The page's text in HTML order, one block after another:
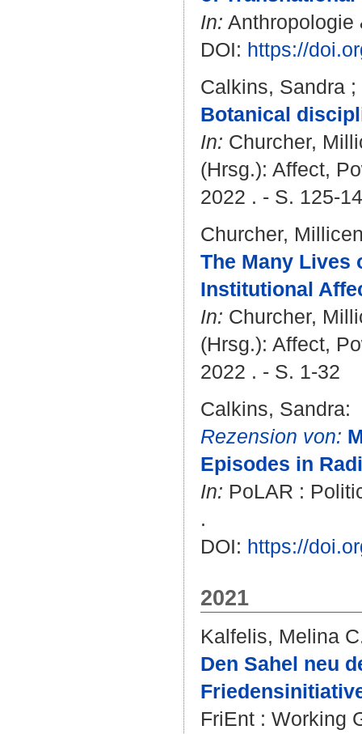
In: Anthropologie
DOI: https://
Calkins, Sandra ;
Botanical
In: Churcher,
(Hrsg.): Affect,
2022 . - S. 125-
Churcher,
The Many Lives
Institutional
In: Churcher,
(Hrsg.): Affect,
2022 . - S. 1-32
Calkins, Sandra:
Rezension von:
Episodes in
In: PoLAR :
.
DOI: https://
2021
Kalfelis, Melina
Den Sahel neu
FriEnt : Working